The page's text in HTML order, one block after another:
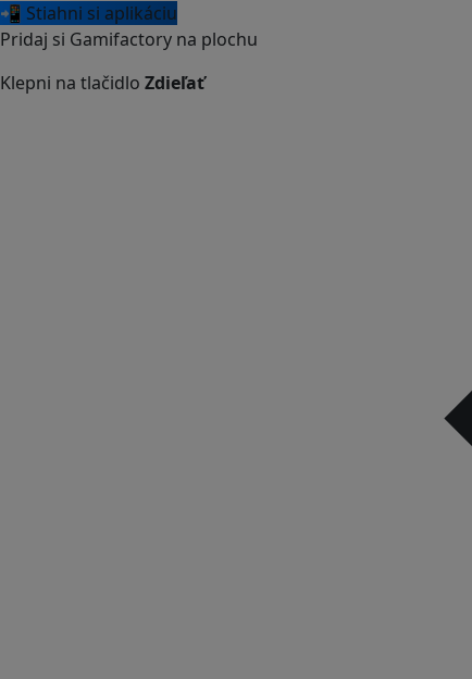
📲 Stiahni si aplikáciu
Pridaj si Gamifactory na plochu
Klepni na tlačidlo Zdieľať